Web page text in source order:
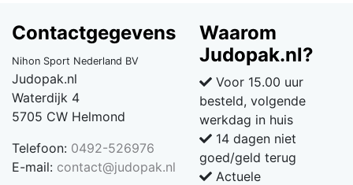
Contactgegevens
Nihon Sport Nederland BV
Judopak.nl
Waterdijk 4
5705 CW Helmond
Telefoon: 0492-526976
E-mail: contact@judopak.nl
Waarom
Judopak.nl?
Voor 15.00 uur
besteld, volgende
werkdag in huis
14 dagen niet
goed/geld terug
Actuele